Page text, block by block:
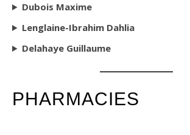
Dubois Maxime
Lenglaine-Ibrahim Dahlia
Delahaye Guillaume
PHARMACIES